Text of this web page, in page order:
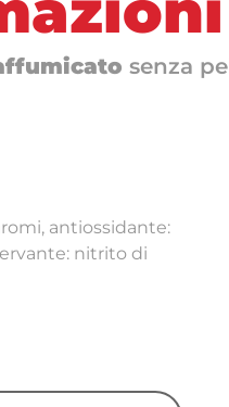
senza
antiossidante:
nitrito di